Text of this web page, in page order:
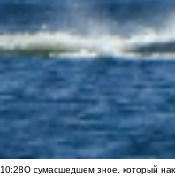
10:28О сумасшедшем зное, который